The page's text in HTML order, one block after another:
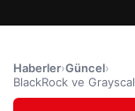
Haberler›Güncel›
BlackRock ve